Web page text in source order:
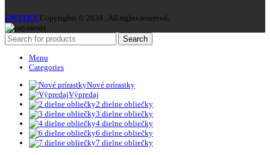
FAVITEX Copyrights © 2024 , All rights reserved,
Search
Menu
Categories
Nové prírastky
Výpredaj
2 dielne obliečky
3 dielne obliečky
4 dielne obliečky
6 dielne obliečky
7 dielne obliečky